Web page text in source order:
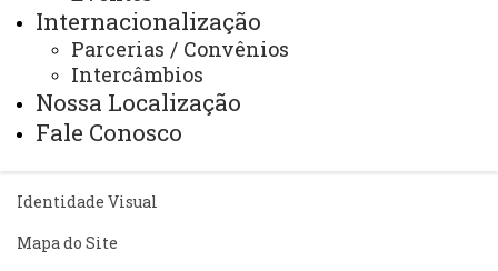
Internacionalização
Parcerias / Convênios
Intercâmbios
Nossa Localização
Fale Conosco
ACESSE
Acesso Restrito (Editores do Portal)
Arquivo Virtual
Identidade Visual
Mapa do Site